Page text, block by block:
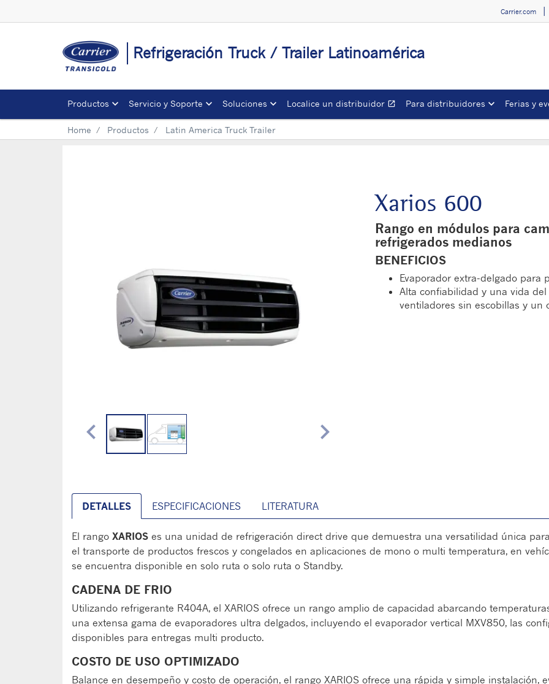
Carrier.com
Refrigeración Truck / Trailer Latinoamérica
Productos Servicio y Soporte Soluciones Localice un distribuidor open_in_newOpens in a new window
Para distribuidores Ferias y
Home Productos Latin America Truck Trailer
chevron_left chevron_right
Xarios 600
Rango en módulos para
refrigerados medianos
BENEFICIOS
Evaporador extra-delgado para
Alta confiabilidad y una vida
ventiladores sin escobillas y un
DETALLES ESPECIFICACIONES LITERATURA
El rango XARIOS es una unidad de refrigeración direct drive que demuestra una versatilidad única
el transporte de productos frescos y congelados en aplicaciones de mono o multi temperatura, en
se encuentra disponible en solo ruta o solo ruta o Standby.
CADENA DE FRIO
Utilizando refrigerante R404A, el XARIOS ofrece un rango amplio de capacidad abarcando
una extensa gama de evaporadores ultra delgados, incluyendo el evaporador vertical MXV850, las
disponibles para entregas multi producto.
COSTO DE USO OPTIMIZADO
Balance en desempeño y costo de operación, el rango XARIOS ofrece una rápida y simple instalación,